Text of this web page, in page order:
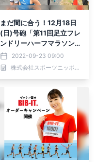
まだ間に合う！12月18日
(日)号砲「第11回足立フレ
ンドリーハーフマラソン」
参加者募集
2022-09-23 09:00
株式会社スポーツニッポン新聞社